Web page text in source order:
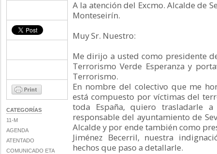
CATEGORÍAS
11-M
AGENDA
ATENTADO
COMUNICADO ETA
A la atención del Excmo. Alcalde de
Monteseirín.
Muy Sr. Nuestro:
Me dirijo a usted como presidente
Terrorismo Verde Esperanza y
Terrorismo.
En nombre del colectivo que me
está compuesto por víctimas del
toda España, quiero trasladarle
responsable del ayuntamiento de
Alcalde y por ende también como
Jiménez Becerril, nuestra
hechos que paso a detallarle.